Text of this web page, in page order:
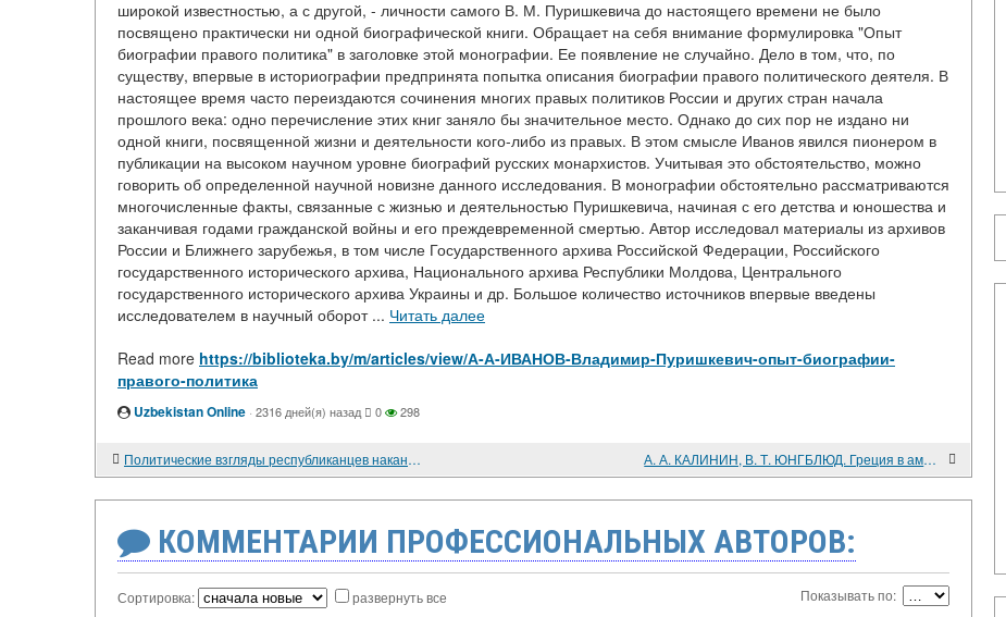
широкой известностью, а с другой, - личности самого В. М. Пуришкевича до настоящего времени не было
посвящено практически ни одной биографической книги. Обращает на себя внимание формулировка "Опыт
биографии правого политика" в заголовке этой монографии. Ее появление не случайно. Дело в том, что, по
существу, впервые в историографии предпринята попытка описания биографии правого политического деятеля. В
настоящее время часто переиздаются сочинения многих правых политиков России и других стран начала
прошлого века: одно перечисление этих книг заняло бы значительное место. Однако до сих пор не издано ни
одной книги, посвященной жизни и деятельности кого-либо из правых. В этом смысле Иванов явился пионером в
публикации на высоком научном уровне биографий русских монархистов. Учитывая это обстоятельство, можно
говорить об определенной научной новизне данного исследования. В монографии обстоятельно рассматриваются
многочисленные факты, связанные с жизнью и деятельностью Пуришкевича, начиная с его детства и юношества и
заканчивая годами гражданской войны и его преждевременной смертью. Автор исследовал материалы из архивов
России и Ближнего зарубежья, в том числе Государственного архива Российской Федерации, Российского
государственного исторического архива, Национального архива Республики Молдова, Центрального
государственного исторического архива Украины и др. Большое количество источников впервые введены
исследователем в научный оборот ... Читать далее
Read more https://biblioteka.by/m/articles/view/А-А-ИВАНОВ-Владимир-Пуришкевич-опыт-биографии-
правого-политика
Uzbekistan Online · 2316 дней(я) назад 0 298
Политические взгляды республиканцев накануне Февральской революции 1848 г. во Франции А. А. КАЛИНИН, В. Т. ЮНГБЛЮД. Греция в американо-британских отношениях в 1939-1945 гг.
КОММЕНТАРИИ ПРОФЕССИОНАЛЬНЫХ АВТОРОВ:
Сортировка: развернуть все Показывать по: